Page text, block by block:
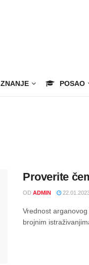
ZNANJE POSAO
Proverite
OD ADMIN
Vrednost
brojnim